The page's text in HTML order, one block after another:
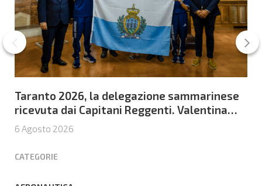
Taranto 2026, la delegazione sammarinese
ricevuta dai Capitani Reggenti. Valentina
Venerucci e Jacopo Frisoni i due
portabandiera
6 Agosto 2026
CATEGORIE